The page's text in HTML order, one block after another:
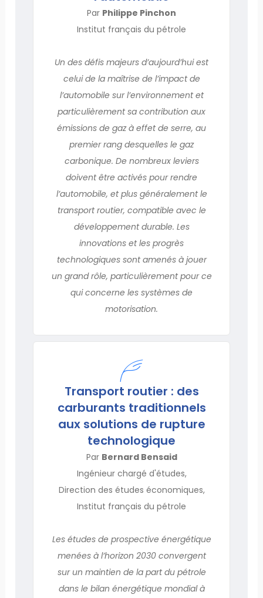
Par Philippe Pinchon
Institut français du pétrole
Un des défis majeurs d’aujourd’hui est
celui de la maîtrise de l’impact de
l’automobile sur l’environnement et
particulièrement sa contribution aux
émissions de gaz à effet de serre, au
premier rang desquelles le gaz
carbonique. De nombreux leviers
doivent être activés pour rendre
l’automobile, et plus généralement le
transport routier, compatible avec le
développement durable. Les
innovations et les progrès
technologiques sont amenés à jouer
un grand rôle, particulièrement pour ce
qui concerne les systèmes de
motorisation.
Transport routier : des
carburants traditionnels
aux solutions de rupture
technologique
Par Bernard Bensaid
Ingénieur chargé d'études,
Direction des études économiques,
Institut français du pétrole
Les études de prospective énergétique
menées à l’horizon 2030 convergent
sur un maintien de la part du pétrole
dans le bilan énergétique mondial à